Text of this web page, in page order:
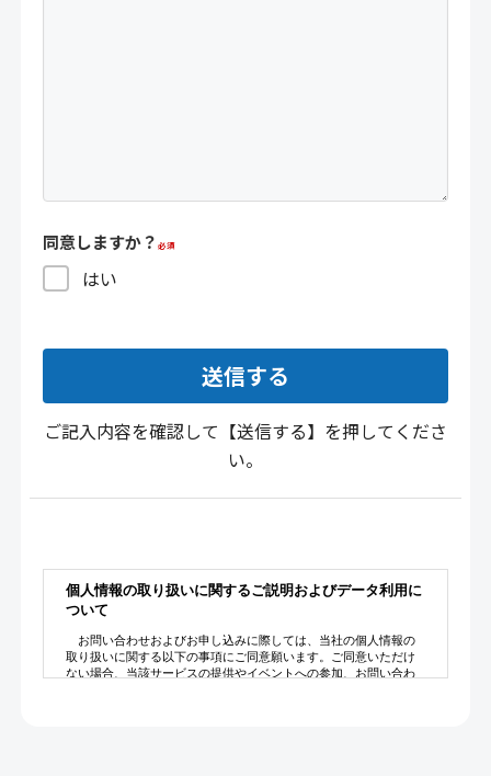
同意しますか？
はい
ご記入内容を確認して【送信する】を押してくださ
い。